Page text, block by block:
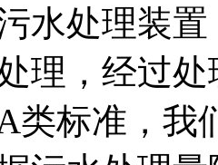
水处理装
理，经过
类标准，我